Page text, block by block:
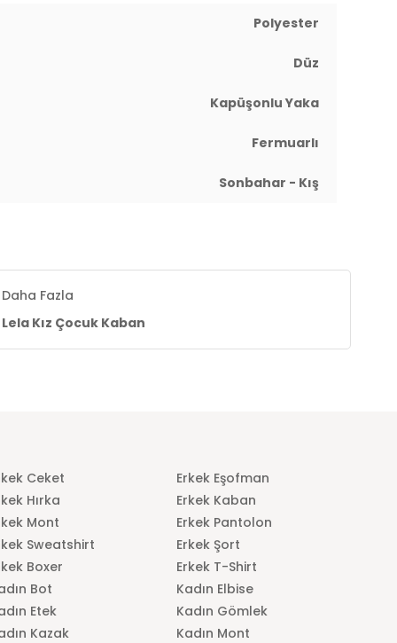
Polyester
Düz
Kapüşonlu Yaka
Fermuarlı
Sonbahar - Kış
Daha Fazla
Lela Kız Çocuk Kaban
Ceket
Erkek Eşofman
Hırka
Erkek Kaban
Mont
Erkek Pantolon
Sweatshirt
Erkek Şort
Boxer
Erkek T-Shirt
Bot
Kadın Elbise
Etek
Kadın Gömlek
Kazak
Kadın Mont